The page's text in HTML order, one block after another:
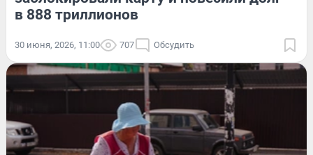
в 888 триллионов
30 июня, 2026, 11:00 707 Обсудить